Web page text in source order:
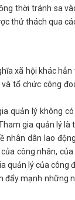
thời tránh sa
thử thách qua
xã hội khác hẳn
tổ chức công
quản lý không
gia quản lý là
nhân dân lao
công nhân,
quản lý của công
đẩy mạnh những